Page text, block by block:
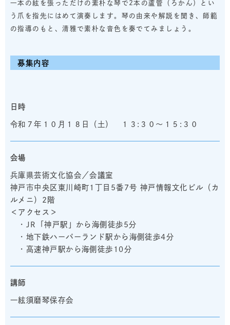
一本の絃を張っただけの素朴な琴で2本の蘆管（ろかん）とい
う爪を指先にはめて演奏します。琴の由来や解説を聞き、師範
の指導のもと、清雅で素朴な音色を奏でてみましょう。
募集内容
日時
令和７年１０月１８日（土） １３:３０～１５:３０
会場
兵庫県芸術文化協会／会議室
神戸市中央区東川崎町1丁目5番7号 神戸情報文化ビル（カ
ルメニ）2階
＜アクセス＞
・JR「神戸駅」から海側徒歩5分
・地下鉄ハーバーランド駅から海側徒歩4分
・高速神戸駅から海側徒歩10分
講師
一絃須磨琴保存会